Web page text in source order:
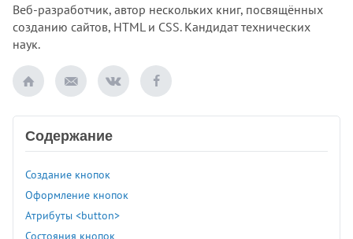
Веб-разработчик, автор нескольких книг, посвящённых
созданию сайтов, HTML и CSS. Кандидат технических
наук.
Содержание
Создание кнопок
Оформление кнопок
Атрибуты <button>
Состояния кнопок